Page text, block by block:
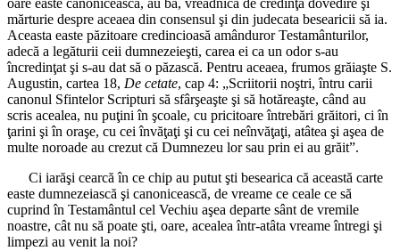
oare easte canonicească, au ba, vreadnică de credinţă dovedire şi
mărturie despre aceaea din consensul şi din judecata besearicii să ia.
Aceasta easte păzitoare credincioasă amânduror Testamânturilor,
adecă a legăturii ceii dumnezeieşti, carea ei ca un odor s-au
încredinţat şi s-au dat să o păzască. Pentru aceaea, frumos grăiaşte S.
Augustin, cartea 18, De cetate, cap 4: „Scriitorii noştri, întru carii
canonul Sfintelor Scripturi să sfârşeaşte şi să hotăreaşte, când au
scris acealea, nu puţini în şcoale, cu pricitoare întrebări grăitori, ci în
ţarini şi în oraşe, cu cei învăţaţi şi cu cei neînvăţaţi, atâtea şi aşea de
multe noroade au crezut că Dumnezeu lor sau prin ei au grăit”.
Ci iarăşi cearcă în ce chip au putut şti besearica că această carte
easte dumnezeiască şi canonicească, de vreame ce ceale ce să
cuprind în Testamântul cel Vechiu aşea departe sânt de vremile
noastre, cât nu să poate şti, oare, acealea într-atâta vreame întregi şi
limpezi au venit la noi?